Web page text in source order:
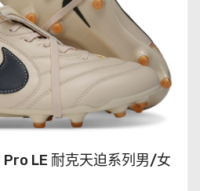
LE 耐克天迫系列男/女